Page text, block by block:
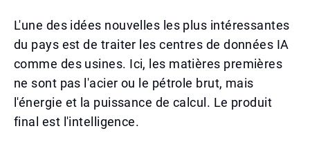
L'une des idées nouvelles les plus intéressantes
du pays est de traiter les centres de données IA
comme des usines. Ici, les matières premières
ne sont pas l'acier ou le pétrole brut, mais
l'énergie et la puissance de calcul. Le produit
final est l'intelligence.